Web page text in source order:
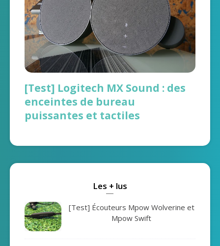
[Test] Logitech MX Sound : des
enceintes de bureau
puissantes et tactiles
Les + lus
[Test] Écouteurs Mpow Wolverine et
Mpow Swift